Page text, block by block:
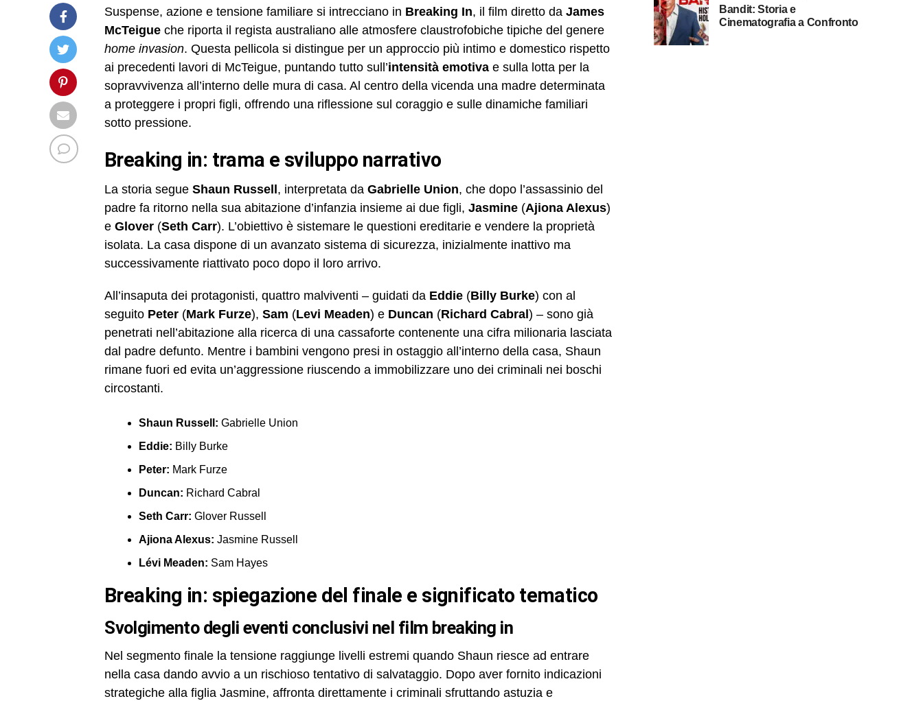
Suspense, azione e tensione familiare si intrecciano in Breaking In, il film diretto da James
McTeigue che riporta il regista australiano alle atmosfere claustrofobiche tipiche del genere
home invasion. Questa pellicola si distingue per un approccio più intimo e domestico rispetto
ai precedenti lavori di McTeigue, puntando tutto sull’intensità emotiva e sulla lotta per la
sopravvivenza all’interno delle mura di casa. Al centro della vicenda una madre determinata
a proteggere i propri figli, offrendo una riflessione sul coraggio e sulle dinamiche familiari
sotto pressione.
breaking in: trama e sviluppo narrativo
La storia segue Shaun Russell , interpretata da Gabrielle Union, che dopo l’assassinio del
padre fa ritorno nella sua abitazione d’infanzia insieme ai due figli, Jasmine (Ajiona Alexus)
e Glover (Seth Carr). L’obiettivo è sistemare le questioni ereditarie e vendere la proprietà
isolata. La casa dispone di un avanzato sistema di sicurezza, inizialmente inattivo ma
successivamente riattivato poco dopo il loro arrivo.
All’insaputa dei protagonisti, quattro malviventi – guidati da Eddie (Billy Burke) con al
seguito Peter (Mark Furze), Sam (Levi Meaden) e Duncan (Richard Cabral ) – sono già
penetrati nell’abitazione alla ricerca di una cassaforte contenente una cifra milionaria lasciata
dal padre defunto. Mentre i bambini vengono presi in ostaggio all’interno della casa, Shaun
rimane fuori ed evita un’aggressione riuscendo a immobilizzare uno dei criminali nei boschi
circostanti.
Shaun Russell: Gabrielle Union
Eddie: Billy Burke
Peter: Mark Furze
Duncan: Richard Cabral
Seth Carr: Glover Russell
Ajiona Alexus: Jasmine Russell
Lévi Meaden: Sam Hayes
breaking in: spiegazione del finale e significato tematico
svolgimento degli eventi conclusivi nel film breaking in
Nel segmento finale la tensione raggiunge livelli estremi quando Shaun riesce ad entrare
nella casa dando avvio a un rischioso tentativo di salvataggio. Dopo aver fornito indicazioni
strategiche alla figlia Jasmine, affronta direttamente i criminali sfruttando astuzia e
Bandit: Storia e
Cinematografia a Confronto